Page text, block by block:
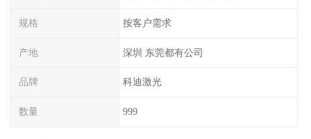
规格 按客户需求
产地 深圳 东莞都有公司
品牌 科迪激光
数量 999